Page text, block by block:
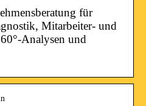
für
Mitarbeiter- und
Analysen und